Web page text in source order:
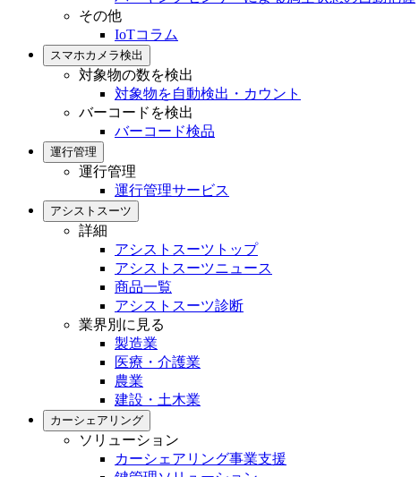
その他
IoTコラム
スマホカメラ検出
対象物の数を検出
対象物を自動検出・カウント
バーコードを検出
バーコード検品
運行管理
運行管理
運行管理サービス
アシストスーツ
詳細
アシストスーツトップ
アシストスーツニュース
商品一覧
アシストスーツ診断
業界別に見る
製造業
医療・介護業
農業
建設・土木業
カーシェアリング
ソリューション
カーシェアリング事業支援